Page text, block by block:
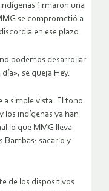
firmaron una
se comprometió a
en ese plazo.
podemos desarrollar
se queja Hey.
a simple vista. El tono
los indígenas ya han
lo que MMG lleva
Bambas: sacarlo y
de los dispositivos